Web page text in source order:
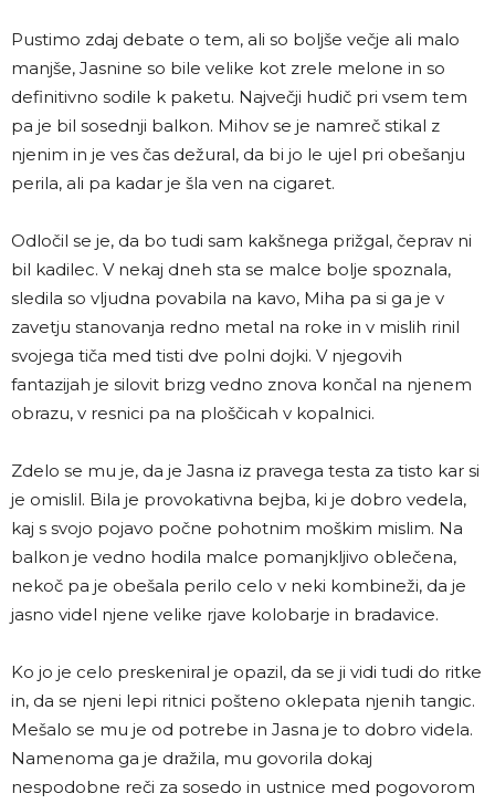
Pustimo zdaj debate o tem, ali so boljše večje ali malo
manjše, Jasnine so bile velike kot zrele melone in so
definitivno sodile k paketu. Največji hudič pri vsem tem
pa je bil sosednji balkon. Mihov se je namreč stikal z
njenim in je ves čas dežural, da bi jo le ujel pri obešanju
perila, ali pa kadar je šla ven na cigaret.
Odločil se je, da bo tudi sam kakšnega prižgal, čeprav ni
bil kadilec. V nekaj dneh sta se malce bolje spoznala,
sledila so vljudna povabila na kavo, Miha pa si ga je v
zavetju stanovanja redno metal na roke in v mislih rinil
svojega tiča med tisti dve polni dojki. V njegovih
fantazijah je silovit brizg vedno znova končal na njenem
obrazu, v resnici pa na ploščicah v kopalnici.
Zdelo se mu je, da je Jasna iz pravega testa za tisto kar si
je omislil. Bila je provokativna bejba, ki je dobro vedela,
kaj s svojo pojavo počne pohotnim moškim mislim. Na
balkon je vedno hodila malce pomanjkljivo oblečena,
nekoč pa je obešala perilo celo v neki kombineži, da je
jasno videl njene velike rjave kolobarje in bradavice.
Ko jo je celo preskeniral je opazil, da se ji vidi tudi do ritke
in, da se njeni lepi ritnici pošteno oklepata njenih tangic.
Mešalo se mu je od potrebe in Jasna je to dobro videla.
Namenoma ga je dražila, mu govorila dokaj
nespodobne reči za sosedo in ustnice med pogovorom